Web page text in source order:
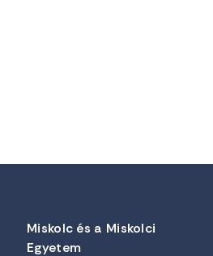
Miskolc és a Miskolci
Egyetem